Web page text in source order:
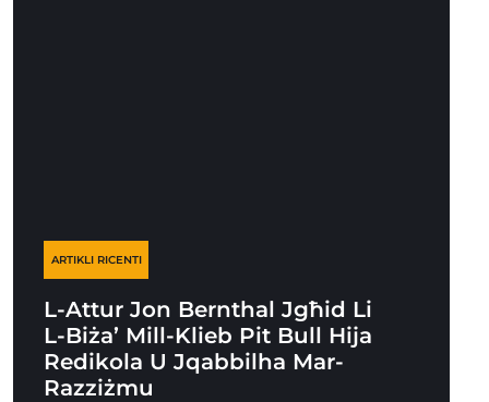
ARTIKLI RICENTI
L-Attur Jon Bernthal Jgħid Li
L-Biża’ Mill-Klieb Pit Bull Hija
Redikola U Jqabbilha Mar-
Razziżmu